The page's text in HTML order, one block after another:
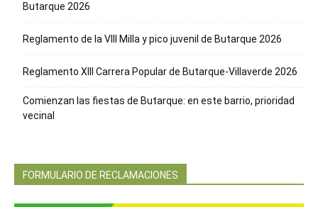
Butarque 2026
Reglamento de la VIII Milla y pico juvenil de Butarque 2026
Reglamento XIII Carrera Popular de Butarque-Villaverde 2026
Comienzan las fiestas de Butarque: en este barrio, prioridad
vecinal
FORMULARIO DE RECLAMACIONES